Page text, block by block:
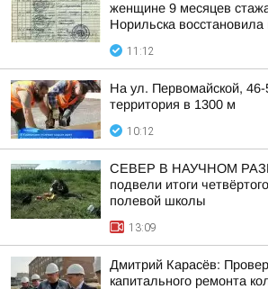
женщине 9 месяцев
Норильска
11:12
На ул. Первомайской,
территория в 1300 м
10:12
СЕВЕР В НАУЧНОМ
подвели итоги
полевой школы
13:09
Дмитрий Карасёв:
капитального ремонта